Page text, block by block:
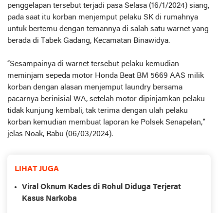
penggelapan tersebut terjadi pasa Selasa (16/1/2024) siang,
pada saat itu korban menjemput pelaku SK di rumahnya
untuk bertemu dengan temannya di salah satu warnet yang
berada di Tabek Gadang, Kecamatan Binawidya.
“Sesampainya di warnet tersebut pelaku kemudian
meminjam sepeda motor Honda Beat BM 5669 AAS milik
korban dengan alasan menjemput laundry bersama
pacarnya berinisial WA, setelah motor dipinjamkan pelaku
tidak kunjung kembali, tak terima dengan ulah pelaku
korban kemudian membuat laporan ke Polsek Senapelan,”
jelas Noak, Rabu (06/03/2024).
LIHAT JUGA
Viral Oknum Kades di Rohul Diduga Terjerat
Kasus Narkoba